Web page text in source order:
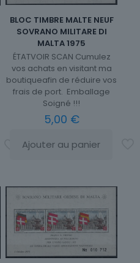
BLOC TIMBRE MALTE NEUF
SOVRANO MILITARE DI
MALTA 1975
ÉTATVOIR SCAN Cumulez
vos achats en visitant ma
boutiqueafin de réduire vos
frais de port. Emballage
Soigné !!!
5,00 €
Ajouter au panier